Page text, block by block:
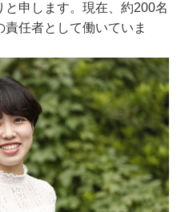
申します。現在、約200名
任者として働いていま